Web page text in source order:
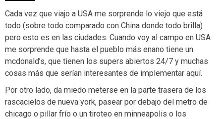
Cada vez que viajo a USA me sorprende lo viejo que está
todo (sobre todo comparado con China donde todo brilla)
pero esto es en las ciudades. Cuando voy al campo en USA
me sorprende que hasta el pueblo más enano tiene un
mcdonald’s, que tienen los supers abiertos 24/7 y muchas
cosas más que serían interesantes de implementar aquí.
Por otro lado, da miedo meterse en la parte trasera de los
rascacielos de nueva york, pasear por debajo del metro de
chicago o pillar frío o un tiroteo en minneapolis o los